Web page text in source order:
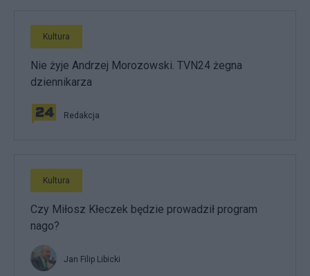
Kultura
Nie żyje Andrzej Morozowski. TVN24 żegna
dziennikarza
Redakcja
Kultura
Czy Miłosz Kłeczek będzie prowadził program
nago?
Jan Filip Libicki